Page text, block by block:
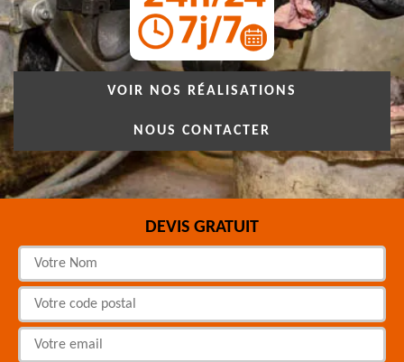
VOIR NOS RÉALISATIONS
NOUS CONTACTER
DEVIS GRATUIT